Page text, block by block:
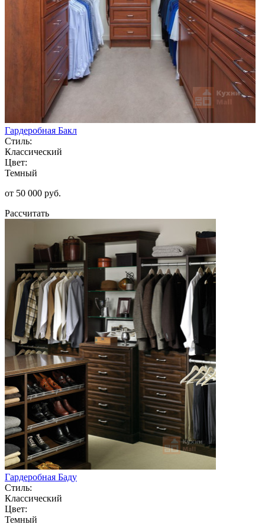
Гардеробная Бакл
Стиль:
Классический
Цвет:
Темный
от 50 000 руб.
Рассчитать
Гардеробная Баду
Стиль:
Классический
Цвет:
Темный